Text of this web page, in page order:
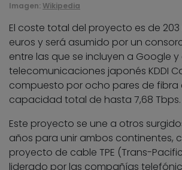
Imagen: Wikipedia
El coste total del proyecto es de 203
euros y será asumido por un
entre las que se incluyen a Google
telecomunicaciones japonés KDDI
compuesto por ocho pares de fibra
capacidad total de hasta 7,68 Tbps.
Este proyecto se une a otros
años para unir ambos continentes,
proyecto de cable TPE (Trans-Pacific
liderado por las compañías